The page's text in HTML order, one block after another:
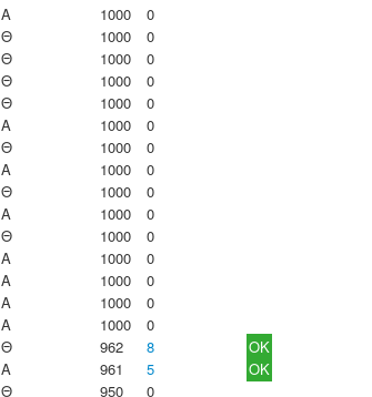
Α 1000
0
Θ 1000
0
Θ 1000
0
Θ 1000
0
Θ 1000
0
Α 1000
0
Θ 1000
0
Α 1000
0
Θ 1000
0
Α 1000
0
Θ 1000
0
Α 1000
0
Α 1000
0
Α 1000
0
Α 1000
0
Θ 962 8
OK
Α 961 5
OK
Θ 950
0